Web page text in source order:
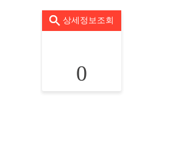
상세정보조회
0